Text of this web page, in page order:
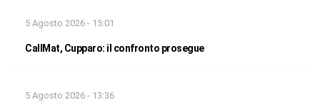
5 Agosto 2026 - 15:01
CallMat, Cupparo: il confronto prosegue
5 Agosto 2026 - 13:36